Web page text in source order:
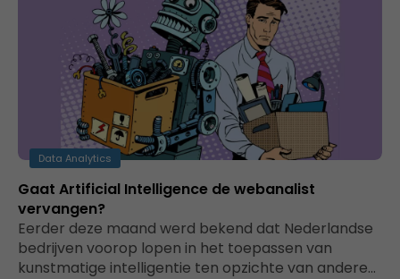
Data Analytics
Gaat Artificial Intelligence de webanalist
vervangen?
Eerder deze maand werd bekend dat Nederlandse
bedrijven voorop lopen in het toepassen van
kunstmatige intelligentie ten opzichte van andere…